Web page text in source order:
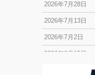
2026年7月28日
2026年7月13日
2026年7月2日
2026年6月15日